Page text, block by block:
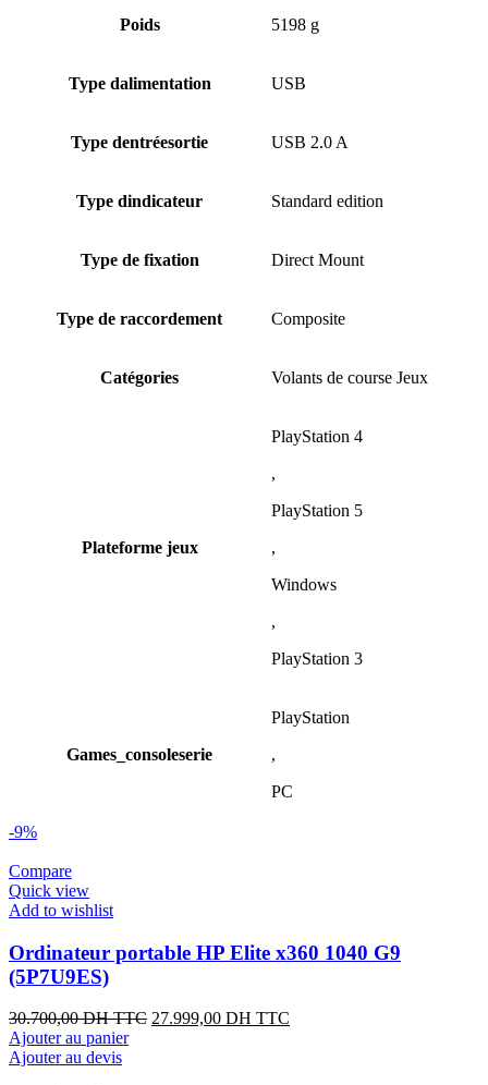
Poids 5198 g
Type dalimentation USB
Type dentréesortie USB 2.0 A
Type dindicateur Standard edition
Type de fixation Direct Mount
Type de raccordement Composite
Catégories Volants de course Jeux
Plateforme jeux
PlayStation 4
,
PlayStation 5
,
Windows
,
PlayStation 3
Games_consoleserie
PlayStation
,
PC
-9%
Compare
Quick view
Add to wishlist
Ordinateur portable HP Elite x360 1040 G9
(5P7U9ES)
30.700,00DH TTC Le
27.999,00 DH TTC
Ajouter au panier
Ajouter au devis